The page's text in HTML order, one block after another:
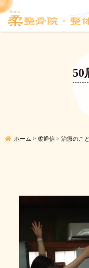
50
ホーム > 柔通信 > 治療のこと